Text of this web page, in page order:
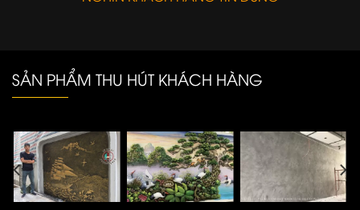
SẢN PHẨM THU HÚT KHÁCH HÀNG